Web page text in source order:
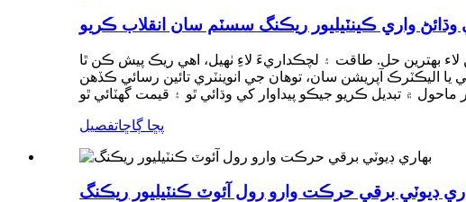
واري ڪينٽيليور ريڪنگ سسٽم سان انقلاب ڪريو
بهترين حل. طاقت ۽ لچڪداريءَ لاءِ ٺهيل، اهي ريڪ پيش ڪن ٿا
يا اليڪٽرڪ آپريشن سان، توهان جي انوینٽري تائين رسائي ڪڏهن
پڇا ڳاڇاتفصيل
ڊيوٽي برقي حرڪت وارو رول آئوٽ ڪنٽيليور ريڪنگ